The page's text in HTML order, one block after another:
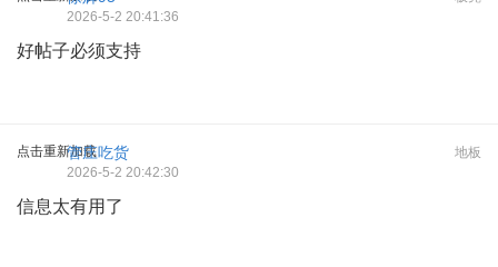
2026-5-2 20:41:36
好帖子必须支持
点击重新加载 地板
管庄吃货
2026-5-2 20:42:30
信息太有用了